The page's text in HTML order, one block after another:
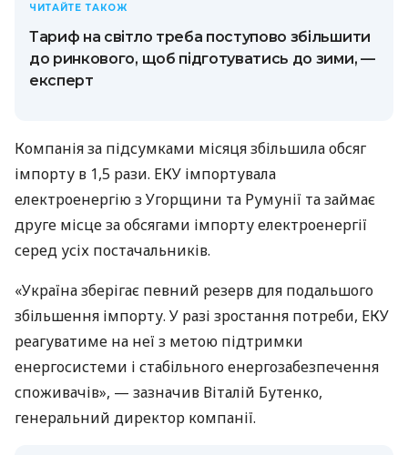
ЧИТАЙТЕ ТАКОЖ
Тариф на світло треба поступово збільшити
до ринкового, щоб підготуватись до зими, —
експерт
Компанія за підсумками місяця збільшила обсяг
імпорту в 1,5 рази. ЕКУ імпортувала
електроенергію з Угорщини та Румунії та займає
друге місце за обсягами імпорту електроенергії
серед усіх постачальників.
«Україна зберігає певний резерв для подальшого
збільшення імпорту. У разі зростання потреби, ЕКУ
реагуватиме на неї з метою підтримки
енергосистеми і стабільного енергозабезпечення
споживачів», — зазначив Віталій Бутенко,
генеральний директор компанії.